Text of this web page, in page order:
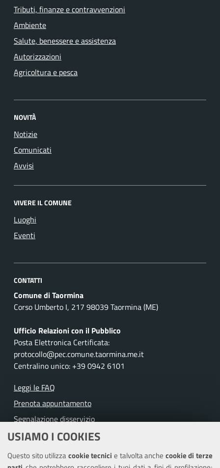
USIAMO I COOKIES
Questo sito utilizzacookie tecnicie talvolta anche cookie di terze
Tributi, finanze e contravvenzioni
Ambiente
Salute, benessere e assistenza
Autorizzazioni
Agricoltura e pesca
NOVITÀ
Notizie
Comunicati
Avvisi
VIVERE IL COMUNE
Luoghi
Eventi
CONTATTI
Comune di Taormina
Corso Umberto I, 217 98039 Taormina (ME)
Ufficio Relazioni con il Pubblico
Posta Elettronica Certificata:
protocollo@pec.comune.taormina.me.it
Centralino unico: +39 0942 6101
Leggi le FAQ
Prenota appuntamento
Segnalazione disservizio
Richiesta assistenza
Amministrazione trasparente